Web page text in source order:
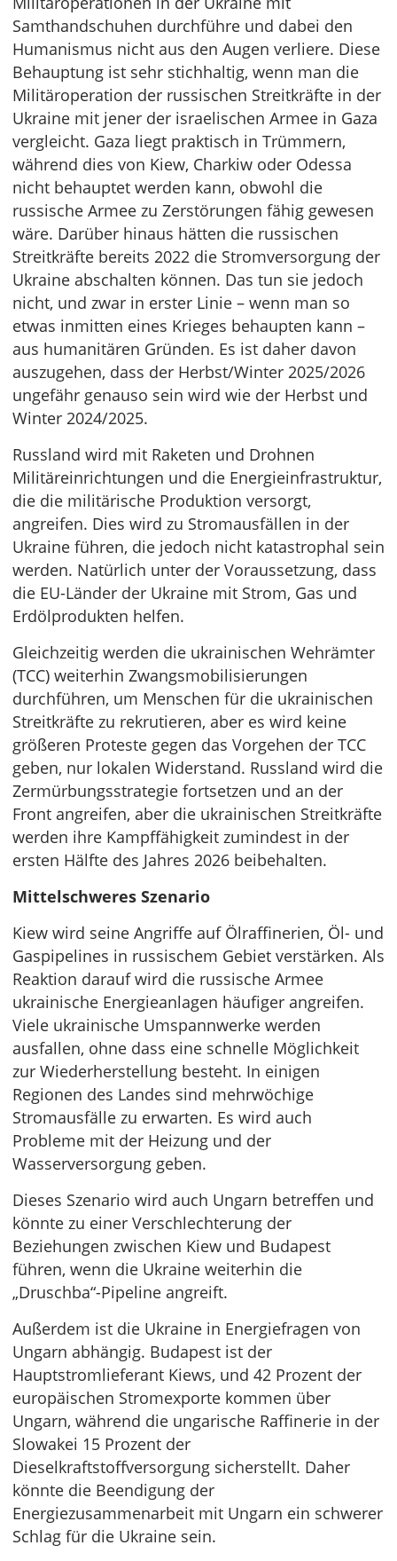
Samthandschuhen durchführe und dabei den
Humanismus nicht aus den Augen verliere. Diese
Behauptung ist sehr stichhaltig, wenn man die
Militäroperation der russischen Streitkräfte in der
Ukraine mit jener der israelischen Armee in Gaza
vergleicht. Gaza liegt praktisch in Trümmern,
während dies von Kiew, Charkiw oder Odessa
nicht behauptet werden kann, obwohl die
russische Armee zu Zerstörungen fähig gewesen
wäre. Darüber hinaus hätten die russischen
Streitkräfte bereits 2022 die Stromversorgung der
Ukraine abschalten können. Das tun sie jedoch
nicht, und zwar in erster Linie – wenn man so
etwas inmitten eines Krieges behaupten kann –
aus humanitären Gründen. Es ist daher davon
auszugehen, dass der Herbst/Winter 2025/2026
ungefähr genauso sein wird wie der Herbst und
Winter 2024/2025.
Russland wird mit Raketen und Drohnen
Militäreinrichtungen und die Energieinfrastruktur,
die die militärische Produktion versorgt,
angreifen. Dies wird zu Stromausfällen in der
Ukraine führen, die jedoch nicht katastrophal sein
werden. Natürlich unter der Voraussetzung, dass
die EU-Länder der Ukraine mit Strom, Gas und
Erdölprodukten helfen.
Gleichzeitig werden die ukrainischen Wehrämter
(TCC) weiterhin Zwangsmobilisierungen
durchführen, um Menschen für die ukrainischen
Streitkräfte zu rekrutieren, aber es wird keine
größeren Proteste gegen das Vorgehen der TCC
geben, nur lokalen Widerstand. Russland wird die
Zermürbungsstrategie fortsetzen und an der
Front angreifen, aber die ukrainischen Streitkräfte
werden ihre Kampffähigkeit zumindest in der
ersten Hälfte des Jahres 2026 beibehalten.
Mittelschweres Szenario
Kiew wird seine Angriffe auf Ölraffinerien, Öl- und
Gaspipelines in russischem Gebiet verstärken. Als
Reaktion darauf wird die russische Armee
ukrainische Energieanlagen häufiger angreifen.
Viele ukrainische Umspannwerke werden
ausfallen, ohne dass eine schnelle Möglichkeit
zur Wiederherstellung besteht. In einigen
Regionen des Landes sind mehrwöchige
Stromausfälle zu erwarten. Es wird auch
Probleme mit der Heizung und der
Wasserversorgung geben.
Dieses Szenario wird auch Ungarn betreffen und
könnte zu einer Verschlechterung der
Beziehungen zwischen Kiew und Budapest
führen, wenn die Ukraine weiterhin die
„Druschba“-Pipeline angreift.
Außerdem ist die Ukraine in Energiefragen von
Ungarn abhängig. Budapest ist der
Hauptstromlieferant Kiews, und 42 Prozent der
europäischen Stromexporte kommen über
Ungarn, während die ungarische Raffinerie in der
Slowakei 15 Prozent der
Dieselkraftstoffversorgung sicherstellt. Daher
könnte die Beendigung der
Energiezusammenarbeit mit Ungarn ein schwerer
Schlag für die Ukraine sein.